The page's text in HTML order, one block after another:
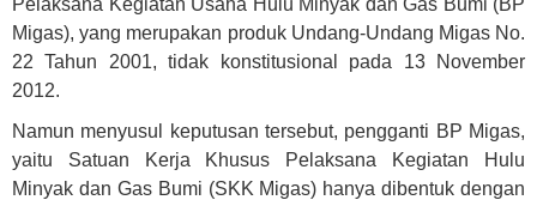
Pelaksana Kegiatan Usaha Hulu Minyak dan Gas Bumi (BP
Migas), yang merupakan produk Undang-Undang Migas No.
22 Tahun 2001, tidak konstitusional pada 13 November
2012.
Namun menyusul keputusan tersebut, pengganti BP Migas,
yaitu Satuan Kerja Khusus Pelaksana Kegiatan Hulu
Minyak dan Gas Bumi (SKK Migas) hanya dibentuk dengan